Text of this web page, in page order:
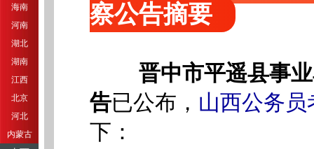
海南
河南
湖北
湖南
江西
北京
河北
内蒙古
察公告摘要
晋中市平遥县事
告已公布 ， 山西公务员
下：